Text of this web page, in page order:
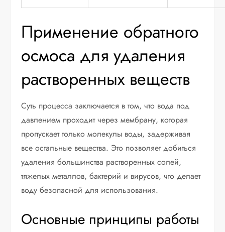
Применение обратного
осмоса для удаления
растворенных веществ
Суть процесса заключается в том, что вода под
давлением проходит через мембрану, которая
пропускает только молекулы воды, задерживая
все остальные вещества. Это позволяет добиться
удаления большинства растворенных солей,
тяжелых металлов, бактерий и вирусов, что делает
воду безопасной для использования.
Основные принципы работы